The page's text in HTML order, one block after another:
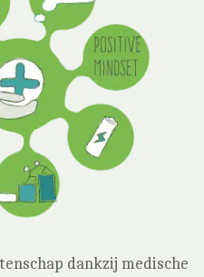
dankzij medische